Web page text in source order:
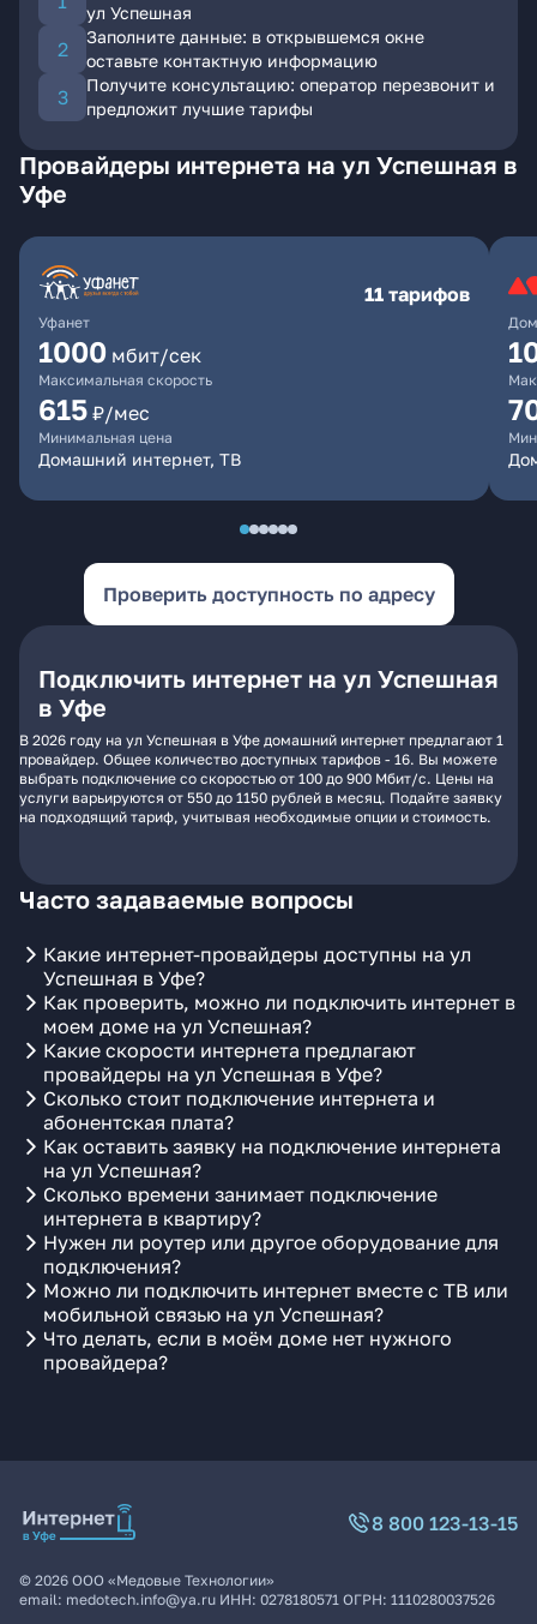
ул Успешная
Заполните данные: в открывшемся окне
оставьте контактную информацию
Получите консультацию: оператор перезвонит и
предложит лучшие тарифы
Провайдеры интернета на ул Успешная в
Уфе
Уфанет
11 тарифов
1000 мбит/сек
Максимальная скорость
615 ₽/мес
Минимальная цена
Домашний интернет, ТВ
Проверить доступность по адресу
Подключить интернет на ул Успешная
в Уфе
В 2026 году на ул Успешная в Уфе домашний интернет предлагают 1
провайдер. Общее количество доступных тарифов - 16. Вы можете
выбрать подключение со скоростью от 100 до 900 Мбит/с. Цены на
услуги варьируются от 550 до 1150 рублей в месяц. Подайте заявку
на подходящий тариф, учитывая необходимые опции и стоимость.
Часто задаваемые вопросы
Какие интернет-провайдеры доступны на ул
Успешная в Уфе?
Как проверить, можно ли подключить интернет в
моем доме на ул Успешная?
Какие скорости интернета предлагают
провайдеры на ул Успешная в Уфе?
Сколько стоит подключение интернета и
абонентская плата?
Как оставить заявку на подключение интернета
на ул Успешная?
Сколько времени занимает подключение
интернета в квартиру?
Нужен ли роутер или другое оборудование для
подключения?
Можно ли подключить интернет вместе с ТВ или
мобильной связью на ул Успешная?
Что делать, если в моём доме нет нужного
провайдера?
8 800 123-13-15
© 2026 ООО «Медовые Технологии»
email: medotech.info@ya.ru ИНН: 0278180571 ОГРН: 1110280037526